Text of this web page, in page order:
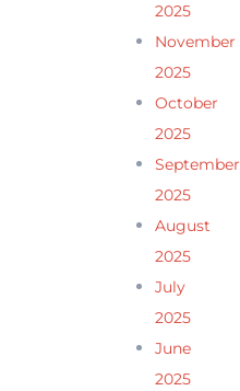
2025
November
2025
October
2025
September
2025
August
2025
July
2025
June
2025